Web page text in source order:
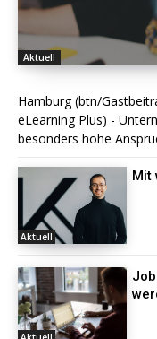
Aktuell
Hamburg (btn/
eLearning Plus) -
besonders hohe
Aktuell
Mit